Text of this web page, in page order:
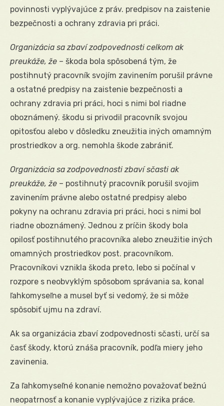
povinnosti vyplývajúce z práv. predpisov na zaistenie
bezpečnosti a ochrany zdravia pri práci.
Organizácia sa zbaví zodpovednosti celkom ak
preukáže, že – škoda bola spôsobená tým, že
postihnutý pracovník svojím zavinením porušil právne
a ostatné predpisy na zaistenie bezpečnosti a
ochrany zdravia pri práci, hoci s nimi bol riadne
oboznámený. škodu si privodil pracovník svojou
opitosťou alebo v dôsledku zneužitia iných omamným
prostriedkov a org. nemohla škode zabrániť.
Organizácia sa zodpovednosti zbaví sčasti ak
preukáže, že – postihnutý pracovník porušil svojim
zavinením právne alebo ostatné predpisy alebo
pokyny na ochranu zdravia pri práci, hoci s nimi bol
riadne oboznámený. Jednou z príčin škody bola
opilosť postihnutého pracovníka alebo zneužitie iných
omamných prostriedkov post. pracovníkom.
Pracovníkovi vznikla škoda preto, lebo si počínal v
rozpore s neobvyklým spôsobom správania sa, konal
ľahkomyseľne a musel byť si vedomý, že si môže
spôsobiť ujmu na zdraví.
Ak sa organizácia zbaví zodpovednosti sčasti, určí sa
časť škody, ktorú znáša pracovník, podľa miery jeho
zavinenia.
Za ľahkomyseľné konanie nemožno považovať bežnú
neopatrnosť a konanie vyplývajúce z rizika práce.